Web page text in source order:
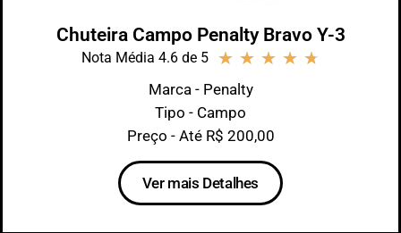
Chuteira Campo Penalty Bravo Y-3
Nota Média 4.6 de 5 ★ ★ ★ ★ ★
Marca - Penalty
Tipo - Campo
Preço - Até R$ 200,00
Ver mais Detalhes